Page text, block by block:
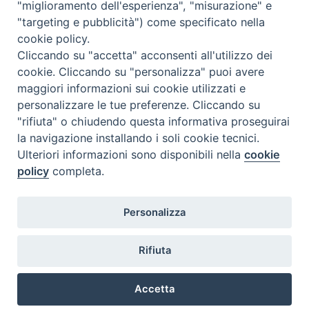
e
b
o
o
k
t
e
r
e
s
t
k
e
d
I
n
e
a
d
s
t
A
p
p
e
g
r
a
Guglionesi, festa patronale
di Sant’Adamo: il programma
Relazione relativa alle somme
attribuite dalla Cei alla Diocesi
di Termoli-Larino – fondi otto
per mille anno 2020
Piazza Sant'Antonio, 6
Curia Vescovile
Tel: 0875 707148
"miglioramento dell'esperienza", "misurazione" e
"targeting e pubblicità") come specificato nella
cookie policy.
Cliccando su "accetta" acconsenti all'utilizzo dei
cookie. Cliccando su "personalizza" puoi avere
maggiori informazioni sui cookie utilizzati e
personalizzare le tue preferenze. Cliccando su
"rifiuta" o chiudendo questa informativa proseguirai
la navigazione installando i soli cookie tecnici.
Ulteriori informazioni sono disponibili nellacookie
policy completa.
Personalizza
Rifiuta
Accetta